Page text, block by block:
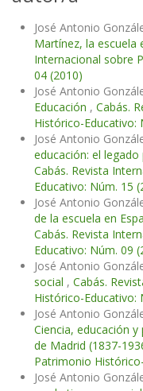
José Antonio
Martínez, la escuela
Internacional sobre
04 (2010)
José Antonio
Educación , Cabás.
Histórico-Educativo:
José Antonio
educación: el
Cabás. Revista
Educativo: Núm. 15
José Antonio
de la escuela en
Cabás. Revista
Educativo: Núm. 09
José Antonio
social , Cabás.
Histórico-Educativo:
José Antonio
Ciencia, educación
de Madrid (1837-
Patrimonio
José Antonio